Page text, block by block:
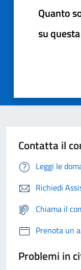
Quanto
su
Contatta il
Leggi le
Richiedi
Chiama il
Prenota un
Problemi in